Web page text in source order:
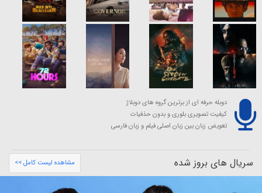
دوبله حرفه ای از برترین گروه های دوبلاژ
کیفیت تصویری بلوری و بدون حذفیات
تعویض زبان بین زبان اصلی فیلم و زبان فارسی
سریال های بروز شده مشاهده لیست کامل >>